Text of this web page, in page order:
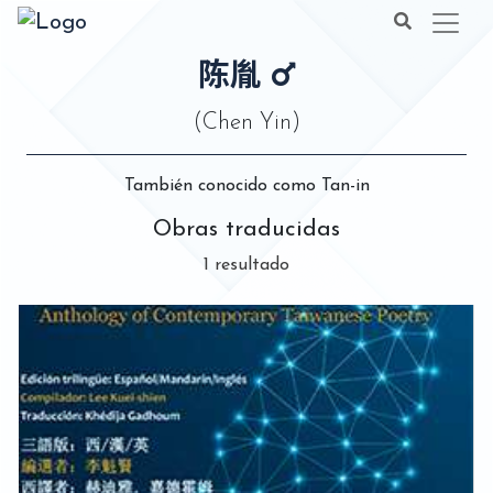
陈胤
(Chen Yin)
También conocido como Tan-in
Obras traducidas
1 resultado